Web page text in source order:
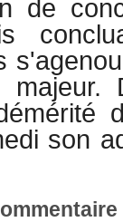
de
son